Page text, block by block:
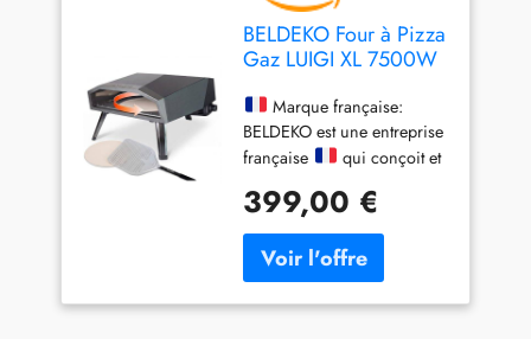
BELDEKO Four à Pizza
Gaz LUIGI XL 7500W
Marque Française
Marque française:
BELDEKO est une entreprise
française
qui conçoit et
soin. Tous les contacts et
services après-vente sont
gérés en direct depuis la
France, pour une réactivité
et une confiance totales.
399,00 €